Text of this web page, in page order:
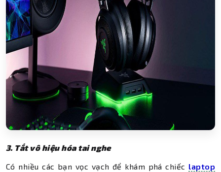
3. Tắt vô hiệu hóa tai nghe
Có nhiều các bạn vọc vạch để khám phá chiếc laptop